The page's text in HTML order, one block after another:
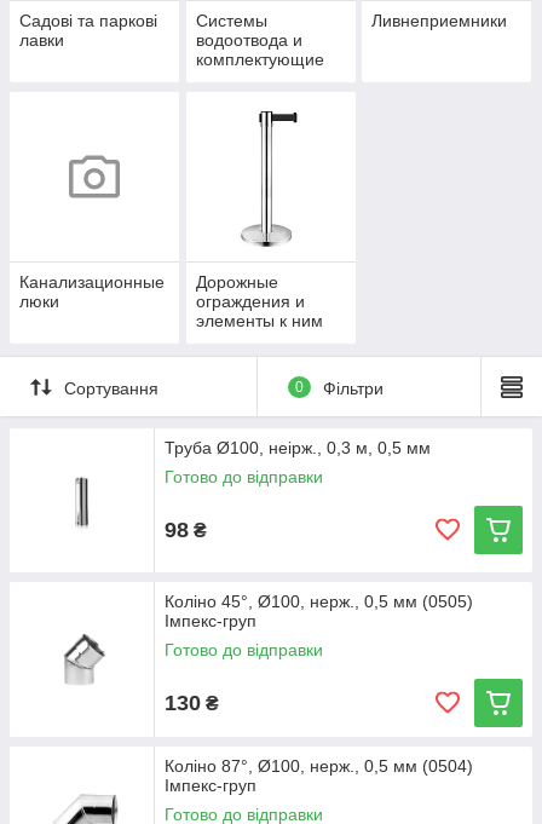
Садові та паркові
лавки
Системы
водоотвода и
комплектующие
Ливнеприемники
Канализационные
люки
Дорожные
ограждения и
элементы к ним
Сортування 0 Фільтри
Труба Ø100, неірж., 0,3 м, 0,5 мм
Готово до відправки
98 ₴
Коліно 45°, Ø100, нерж., 0,5 мм (0505)
Імпекс-груп
Готово до відправки
130 ₴
Коліно 87°, Ø100, нерж., 0,5 мм (0504)
Імпекс-груп
Готово до відправки